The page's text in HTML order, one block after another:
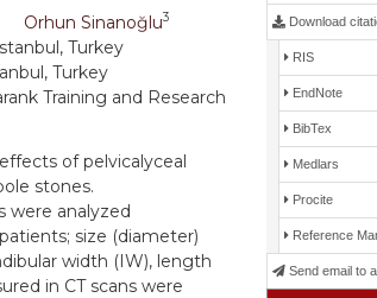
Orhun Sinanoğlu3
Turkey
Turkey
Training and Research
of pelvicalyceal
stones.
were analyzed
size (diameter)
width (IW), length
in CT scans were
Download
RIS
EndNote
BibTex
Medlars
Procite
Reference
Send email to